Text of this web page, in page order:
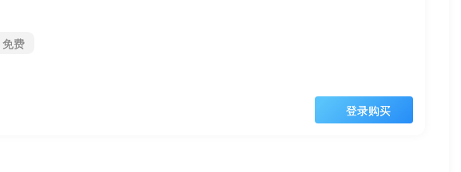
免费
登录购买